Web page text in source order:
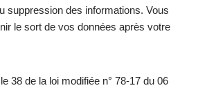
suppression des informations. Vous
le sort de vos données après votre
38 de la loi modifiée n° 78-17 du 06